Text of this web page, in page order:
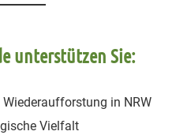
unterstützen Sie:
in NRW
Vielfalt